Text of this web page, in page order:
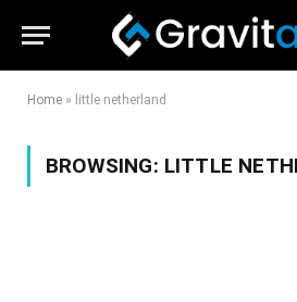
Home » little netherland
BROWSING: LITTLE